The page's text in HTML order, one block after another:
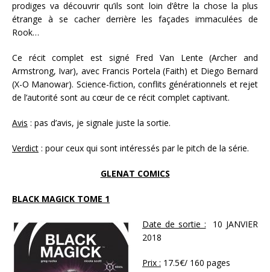
prodiges va découvrir qu’ils sont loin d’être la chose la plus
étrange à se cacher derrière les façades immaculées de
Rook…
Ce récit complet est signé Fred Van Lente (Archer and
Armstrong, Ivar), avec Francis Portela (Faith) et Diego Bernard
(X-O Manowar). Science-fiction, conflits générationnels et rejet
de l’autorité sont au cœur de ce récit complet captivant.
Avis : pas d’avis, je signale juste la sortie.
Verdict : pour ceux qui sont intéressés par le pitch de la série.
GLENAT COMICS
BLACK MAGICK TOME 1
Date de sortie : 10 JANVIER
2018
Prix : 17.5€/ 160 pages